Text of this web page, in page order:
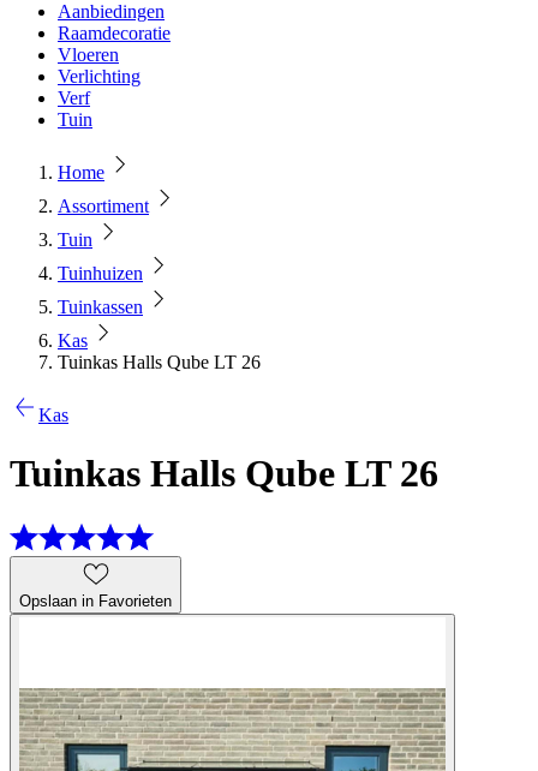
Aanbiedingen
Raamdecoratie
Vloeren
Verlichting
Verf
Tuin
Home
Assortiment
Tuin
Tuinhuizen
Tuinkassen
Kas
Tuinkas Halls Qube LT 26
Kas
Tuinkas Halls Qube LT 26
Opslaan in Favorieten